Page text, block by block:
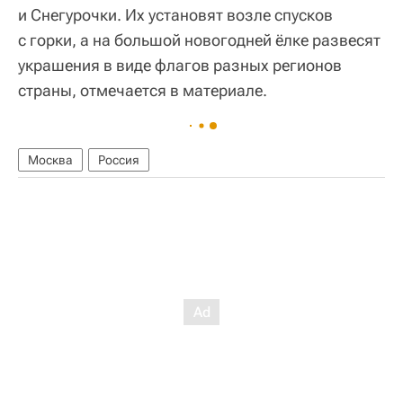
и Снегурочки. Их установят возле спусков
с горки, а на большой новогодней ёлке развесят
украшения в виде флагов разных регионов
страны, отмечается в материале.
Москва Россия